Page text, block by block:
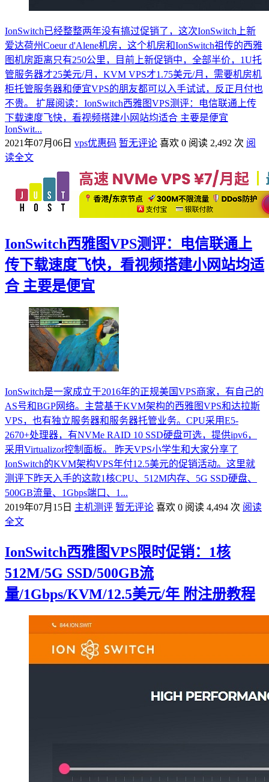
IonSwitch已经整整两年没有搞过促销了，这次IonSwitch上新
爱达荷州Coeur d'Alene机房，这个机房和IonSwitch祖传的西雅
图机房距离只有250公里，目前上新促销中，全部半价，1U托
管服务器才25美元/月，KVM VPS才1.75美元/月，需要机房机
柜托管服务器和便宜VPS的朋友都可以入手试试，反正月付也
不贵。 扩展阅读：IonSwitch西雅图VPS测评：电信联通上传
下载速度飞快，看视频搭建小网站均适合 主要是便宜
IonSwit...
2021年07月06日 vps优惠码 暂无评论 喜欢 0 阅读 2,492 次 阅
读全文
IonSwitch西雅图VPS测评：电信联通上
传下载速度飞快，看视频搭建小网站均适
合 主要是便宜
IonSwitch是一家成立于2016年的正规美国VPS商家，有自己的
AS号和BGP网络。主营基于KVM架构的西雅图VPS和达拉斯
VPS，也有独立服务器和服务器托管业务。CPU采用E5-
2670+处理器，有NVMe RAID 10 SSD硬盘可选，提供ipv6，
采用Virtualizor控制面板。 昨天VPS小学生和大家分享了
IonSwitch的KVM架构VPS年付12.5美元的促销活动。这里就
测评下昨天入手的这款1核CPU、512M内存、5G SSD硬盘、
500GB流量、1Gbps端口、1...
2019年07月15日 主机测评 暂无评论 喜欢 0 阅读 4,494 次 阅读
全文
IonSwitch西雅图VPS限时促销：1核
512M/5G SSD/500GB流
量/1Gbps/KVM/12.5美元/年 附注册教程